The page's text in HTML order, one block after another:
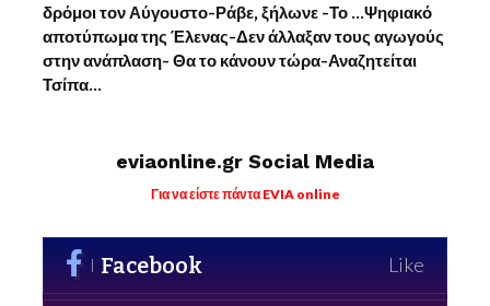
δρόμοι τον Αύγουστο-Ράβε, ξήλωνε -Το …Ψηφιακό
αποτύπωμα της Έλενας-Δεν άλλαξαν τους αγωγούς
στην ανάπλαση- Θα το κάνουν τώρα-Αναζητείται
Τσίπα…
eviaonline.gr Social Media
Για να είστε πάντα EVIA online
Facebook Like